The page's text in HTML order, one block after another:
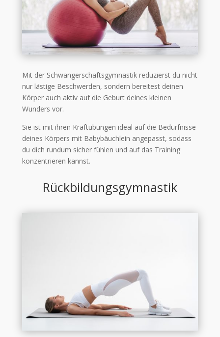
Mit der Schwangerschaftsgymnastik reduzierst du nicht
nur lästige Beschwerden, sondern bereitest deinen
Körper auch aktiv auf die Geburt deines kleinen
Wunders vor.
Sie ist mit ihren Kraftübungen ideal auf die Bedürfnisse
deines Körpers mit Babybäuchlein angepasst, sodass
du dich rundum sicher fühlen und auf das Training
konzentrieren kannst.
Rückbildungsgymnastik